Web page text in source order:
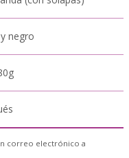
negro
correo electrónico a